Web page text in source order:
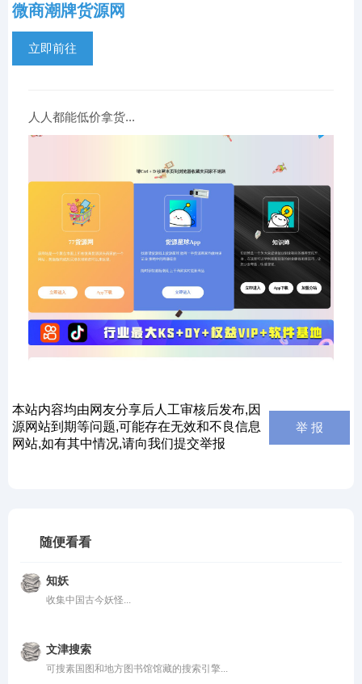
微商潮牌货源网
立即前往
人人都能低价拿货...
本站内容均由网友分享后人工审核后发布,因
源网站到期等问题,可能存在无效和不良信息
网站,如有其中情况,请向我们提交举报
举 报
随便看看
知妖
收集中国古今妖怪...
文津搜索
可搜素国图和地方图书馆馆藏的搜索引擎...